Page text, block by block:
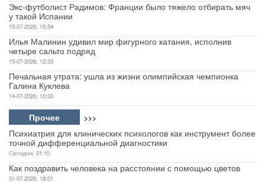
Экс-футболист Радимов: Франции было тяжело отбирать мяч
у такой Испании
15-07-2026, 15:54
Илья Малинин удивил мир фигурного катания, исполнив
четыре сальто подряд
15-07-2026, 12:33
Печальная утрата: ушла из жизни олимпийская чемпионка
Галина Куклева
14-07-2026, 10:33
Прочее >>>
Психиатрия для клинических психологов как инструмент более
точной дифференциальной диагностики
Сегодня, 01:10
Как поздравить человека на расстоянии с помощью цветов
31-07-2026, 18:01